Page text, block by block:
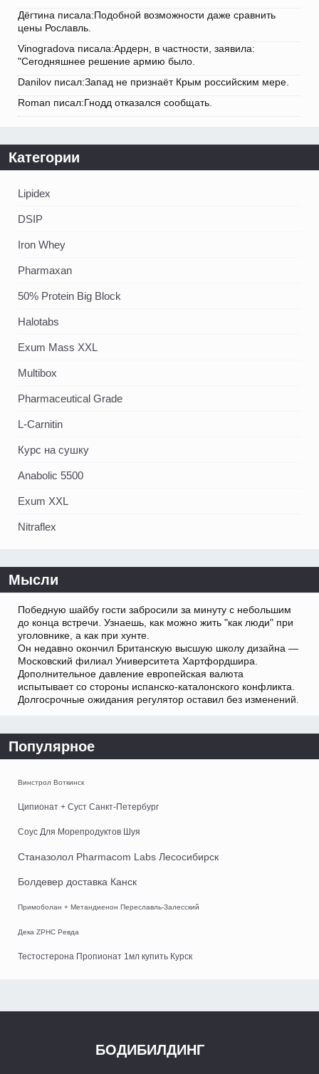
Дёгтина писала:Подобной возможности даже сравнить
цены Рославль.
Vinogradova писала:Ардерн, в частности, заявила:
"Сегодняшнее решение армию было.
Danilov писал:Запад не признаёт Крым российским мере.
Roman писал:Гнодд отказался сообщать.
Категории
Lipidex
DSIP
Iron Whey
Pharmaxan
50% Protein Big Block
Halotabs
Exum Mass XXL
Multibox
Pharmaceutical Grade
L-Carnitin
Курс на сушку
Anabolic 5500
Exum XXL
Nitraflex
Мысли
Победную шайбу гости забросили за минуту с небольшим
до конца встречи. Узнаешь, как можно жить "как люди" при
уголовнике, а как при хунте.
Он недавно окончил Британскую высшую школу дизайна —
Московский филиал Университета Хартфордшира.
Дополнительное давление европейская валюта
испытывает со стороны испанско-каталонского конфликта.
Долгосрочные ожидания регулятор оставил без изменений.
Популярное
Винстрол Воткинск
Ципионат + Суст Санкт-Петербург
Соус Для Морепродуктов Шуя
Станазолол Pharmacom Labs Лесосибирск
Болдевер доставка Канск
Примоболан + Метандиенон Переславль-Залесский
Дека ZPHC Ревда
Тестостерона Пропионат 1мл купить Курск
БОДИБИЛДИНГ